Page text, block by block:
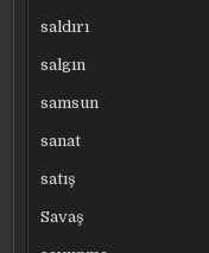
saldırı
salgın
samsun
sanat
satış
Savaş